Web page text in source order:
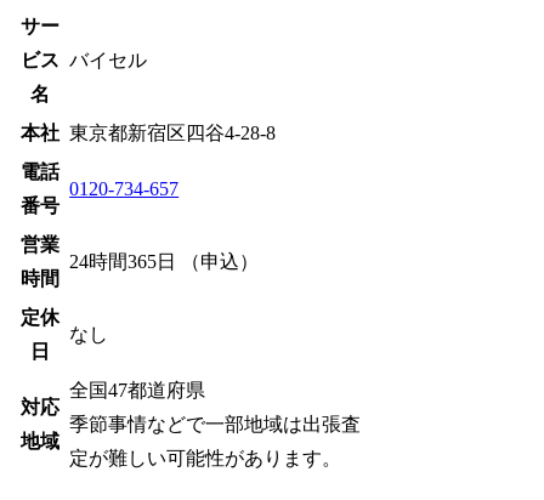
サー
ビス
名
バイセル
本社 東京都新宿区四谷4-28-8
電話
番号
0120-734-657
営業
時間
24時間365日 （申込）
定休
日
なし
対応
地域
全国47都道府県
季節事情などで一部地域は出張査
定が難しい可能性があります。